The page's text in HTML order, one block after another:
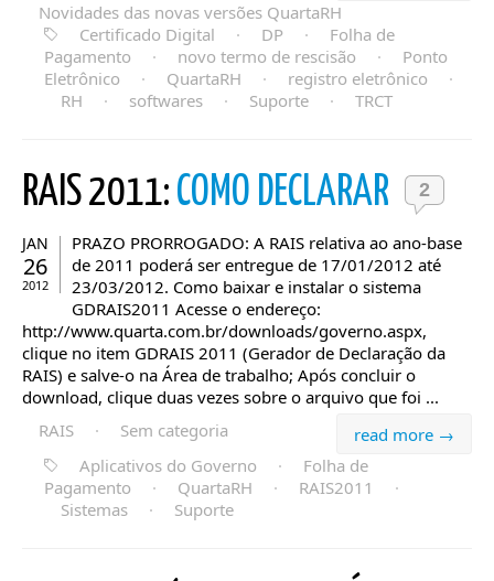
Novidades das novas versões QuartaRH
Certificado Digital
· DP ·
Folha de
Pagamento
· novo termo de rescisão ·
Ponto
Eletrônico
· QuartaRH · registro eletrônico
·
RH
· softwares · Suporte · TRCT
RAIS 2011: COMO DECLARAR 2
JAN
26
2012
PRAZO PRORROGADO: A RAIS relativa ao ano-base
de 2011 poderá ser entregue de 17/01/2012 até
23/03/2012. Como baixar e instalar o sistema
GDRAIS2011 Acesse o endereço:
http://www.quarta.com.br/downloads/governo.aspx,
clique no item GDRAIS 2011 (Gerador de Declaração da
RAIS) e salve-o na Área de trabalho; Após concluir o
download, clique duas vezes sobre o arquivo que foi ...
read more →
RAIS ·
Sem categoria
Aplicativos do Governo
·
Folha de
Pagamento
· QuartaRH · RAIS2011
·
Sistemas
· Suporte